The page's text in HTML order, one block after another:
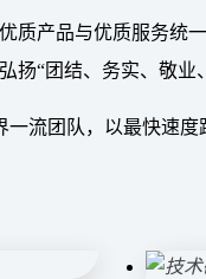
质产品与优质服务统
扬“团结、务实、敬
流团队，以最快速